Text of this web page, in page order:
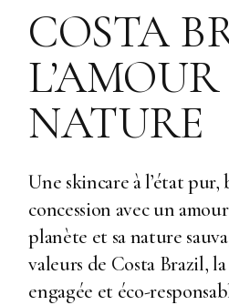
COSTA
NATURE
Une skincare à l’état pur,
concession avec un
planète et sa nature
valeurs de Costa Brazil,
engagée et éco-